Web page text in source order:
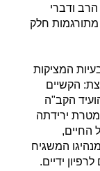
ודברי
חלק
המציקות
הקשיים
הקב"ה
ירידתה
החיים,
המשגיח
ידיים.